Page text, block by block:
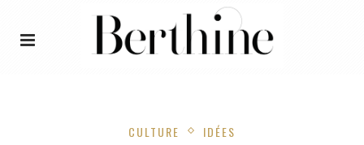
CULTURE IDÉES